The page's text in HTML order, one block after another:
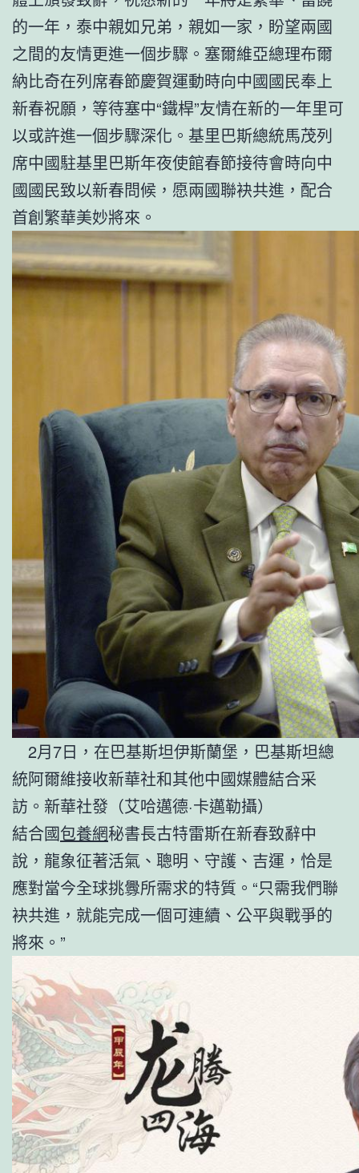
的一年，泰中親如兄弟，親如一家，盼望兩國
之間的友情更進一個步驟。塞爾維亞總理布爾
納比奇在列席春節慶賀運動時向中國國民奉上
新春祝願，等待塞中“鐵桿”友情在新的一年里可
以或許進一個步驟深化。基里巴斯總統馬茂列
席中國駐基里巴斯年夜使館春節接待會時向中
國國民致以新春問候，愿兩國聯袂共進，配合
首創繁華美妙將來。
2月7日，在巴基斯坦伊斯蘭堡，巴基斯坦總
統阿爾維接收新華社和其他中國媒體結合采
訪。新華社發（艾哈邁德·卡邁勒攝）
結合國包養網秘書長古特雷斯在新春致辭中
說，龍象征著活氣、聰明、守護、吉運，恰是
應對當今全球挑釁所需求的特質。“只需我們聯
袂共進，就能完成一個可連續、公平與戰爭的
將來。”